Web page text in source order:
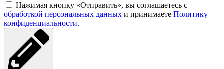
Нажимая кнопку «Отправить», вы соглашаетесь с
обработкой персональных данных и принимаете Политику
конфиденциальности.